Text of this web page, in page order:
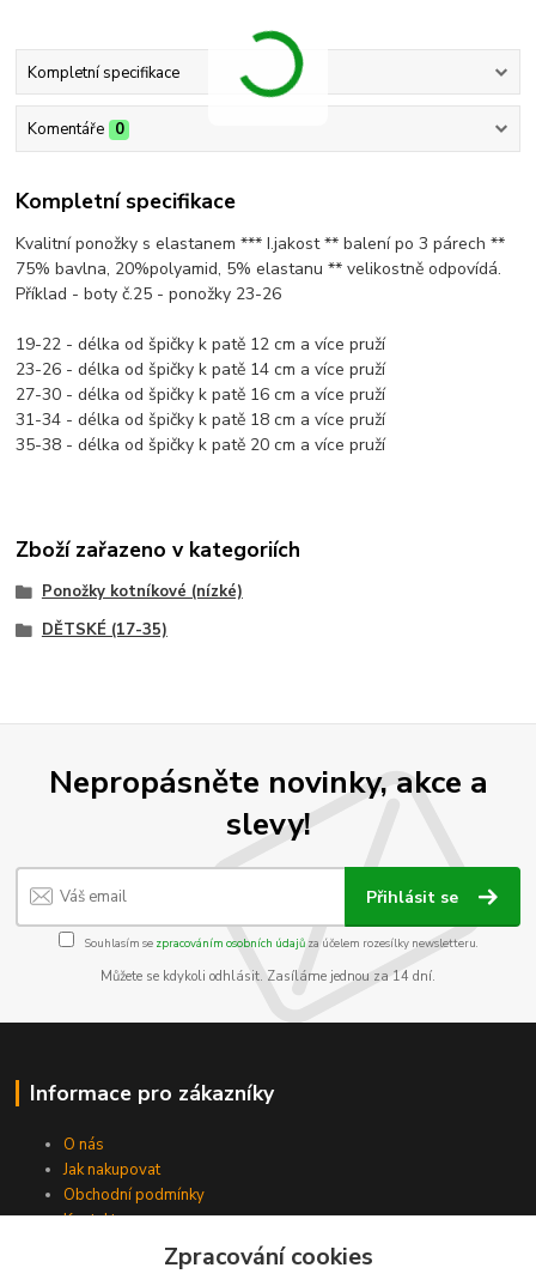
Kompletní specifikace
Komentáře 0
Kompletní specifikace
Kvalitní ponožky s elastanem *** I.jakost ** balení po 3 párech **
75% bavlna, 20%polyamid, 5% elastanu ** velikostně odpovídá.
Příklad - boty č.25 - ponožky 23-26
19-22 - délka od špičky k patě 12 cm a více pruží
23-26 - délka od špičky k patě 14 cm a více pruží
27-30 - délka od špičky k patě 16 cm a více pruží
31-34 - délka od špičky k patě 18 cm a více pruží
35-38 - délka od špičky k patě 20 cm a více pruží
Zboží zařazeno v kategoriích
Ponožky kotníkové (nízké)
DĚTSKÉ (17-35)
Nepropásněte novinky, akce a
slevy!
Přihlásit se
Souhlasím se zpracováním osobních údajůza účelem rozesílky newsletteru.
Můžete se kdykoli odhlásit. Zasíláme jednou za 14 dní.
Informace pro zákazníky
O nás
Jak nakupovat
Obchodní podmínky
Kontakty
Zpracování cookies